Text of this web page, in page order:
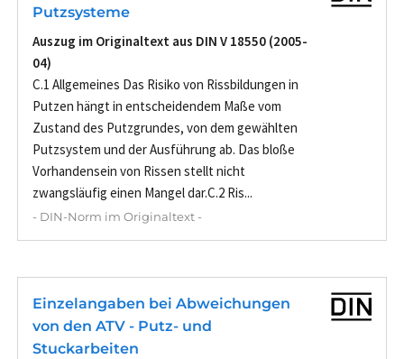
Putzsysteme
Auszug im Originaltext aus DIN V 18550 (2005-
04)
C.1 Allgemeines Das Risiko von Rissbildungen in
Putzen hängt in entscheidendem Maße vom
Zustand des Putzgrundes, von dem gewählten
Putzsystem und der Ausführung ab. Das bloße
Vorhandensein von Rissen stellt nicht
zwangsläufig einen Mangel dar.C.2 Ris...
- DIN-Norm im Originaltext -
Einzelangaben bei Abweichungen
von den ATV - Putz- und
Stuckarbeiten